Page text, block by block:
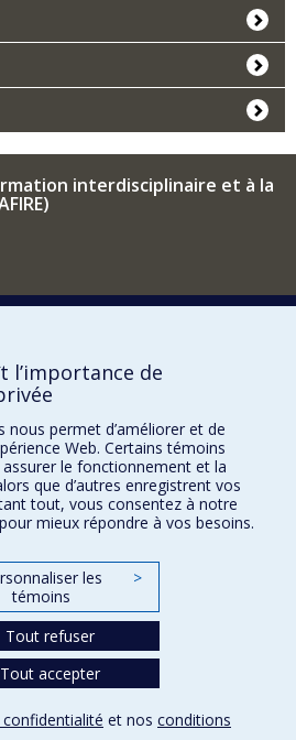
interdisciplinaire et à la
l’importance de
nous permet d’améliorer et de
Web. Certains témoins
le fonctionnement et la
que d’autres enregistrent vos
tout, vous consentez à notre
mieux répondre à vos besoins.
les
témoins
>
Tout refuser
Tout accepter
et nos conditions